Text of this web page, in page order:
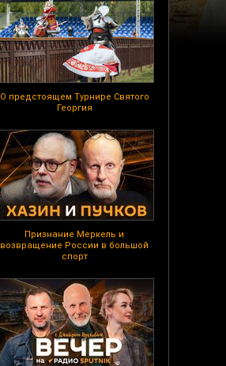
О предстоящем Турнире Святого
Георгия
Признание Меркель и
возвращение России в большой
спорт